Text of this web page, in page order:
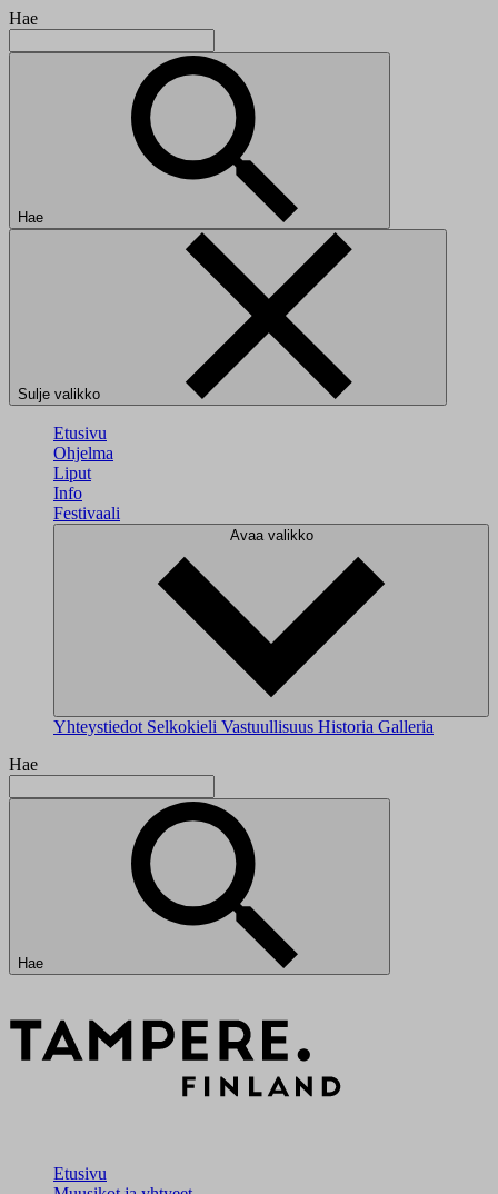
Hae
Hae
Sulje valikko
Etusivu
Ohjelma
Liput
Info
Festivaali
Avaa valikko
Yhteystiedot Selkokieli Vastuullisuus Historia Galleria
Hae
Hae
Etusivu